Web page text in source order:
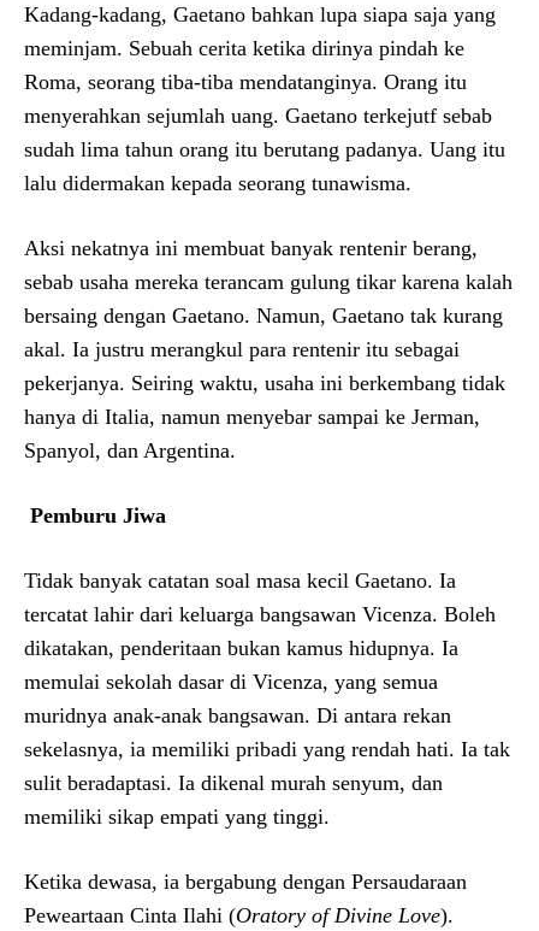
Kadang-kadang, Gaetano bahkan lupa siapa saja yang
meminjam. Sebuah cerita ketika dirinya pindah ke
Roma, seorang tiba-tiba mendatanginya. Orang itu
menyerahkan sejumlah uang. Gaetano terkejutf sebab
sudah lima tahun orang itu berutang padanya. Uang itu
lalu didermakan kepada seorang tunawisma.
Aksi nekatnya ini membuat banyak rentenir berang,
sebab usaha mereka terancam gulung tikar karena kalah
bersaing dengan Gaetano. Namun, Gaetano tak kurang
akal. Ia justru merangkul para rentenir itu sebagai
pekerjanya. Seiring waktu, usaha ini berkembang tidak
hanya di Italia, namun menyebar sampai ke Jerman,
Spanyol, dan Argentina.
Pemburu Jiwa
Tidak banyak catatan soal masa kecil Gaetano. Ia
tercatat lahir dari keluarga bangsawan Vicenza. Boleh
dikatakan, penderitaan bukan kamus hidupnya. Ia
memulai sekolah dasar di Vicenza, yang semua
muridnya anak-anak bangsawan. Di antara rekan
sekelasnya, ia memiliki pribadi yang rendah hati. Ia tak
sulit beradaptasi. Ia dikenal murah senyum, dan
memiliki sikap empati yang tinggi.
Ketika dewasa, ia bergabung dengan Persaudaraan
Peweartaan Cinta Ilahi (Oratory of Divine Love).